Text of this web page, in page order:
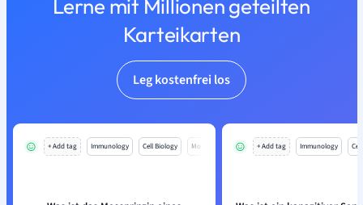
Lerne mit Millionen geteilten
Karteikarten
Leg kostenfrei los
+ Add tag Immunology Cell Biology Mo + Add tag Immunology